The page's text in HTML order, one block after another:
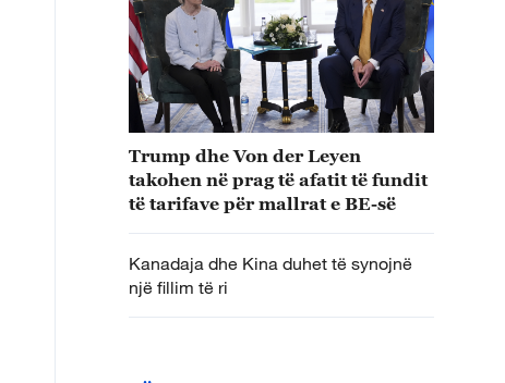
Trump dhe Von der Leyen
takohen në prag të afatit të fundit
të tarifave për mallrat e BE-së
Kanadaja dhe Kina duhet të synojnë
një fillim të ri